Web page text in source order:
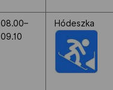
Társszervezetek
08.00–
09.10
Hódeszka